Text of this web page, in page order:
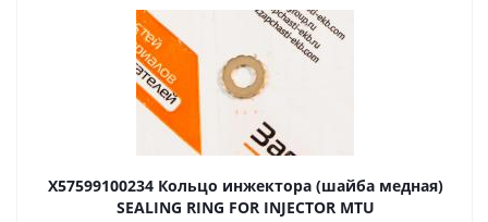
X57599100234 Кольцо инжектора (шайба медная)
SEALING RING FOR INJECTOR MTU